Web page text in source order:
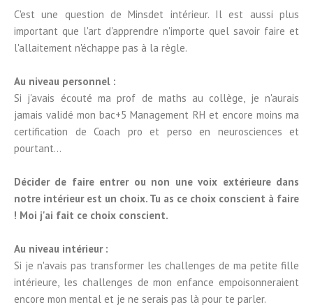
C'est une question de Minsdet intérieur. Il est aussi plus
important que l'art d'apprendre n'importe quel savoir faire et
l'allaitement n'échappe pas à la règle.
Au niveau personnel :
Si j'avais écouté ma prof de maths au collège, je n'aurais
jamais validé mon bac+5 Management RH et encore moins ma
certification de Coach pro et perso en neurosciences et
pourtant...
Décider de faire entrer ou non une voix extérieure dans
notre intérieur est un choix. Tu as ce choix conscient à faire
! Moi j'ai fait ce choix conscient.
Au niveau intérieur :
Si je n'avais pas transformer les challenges de ma petite fille
intérieure, les challenges de mon enfance empoisonneraient
encore mon mental et je ne serais pas là pour te parler.